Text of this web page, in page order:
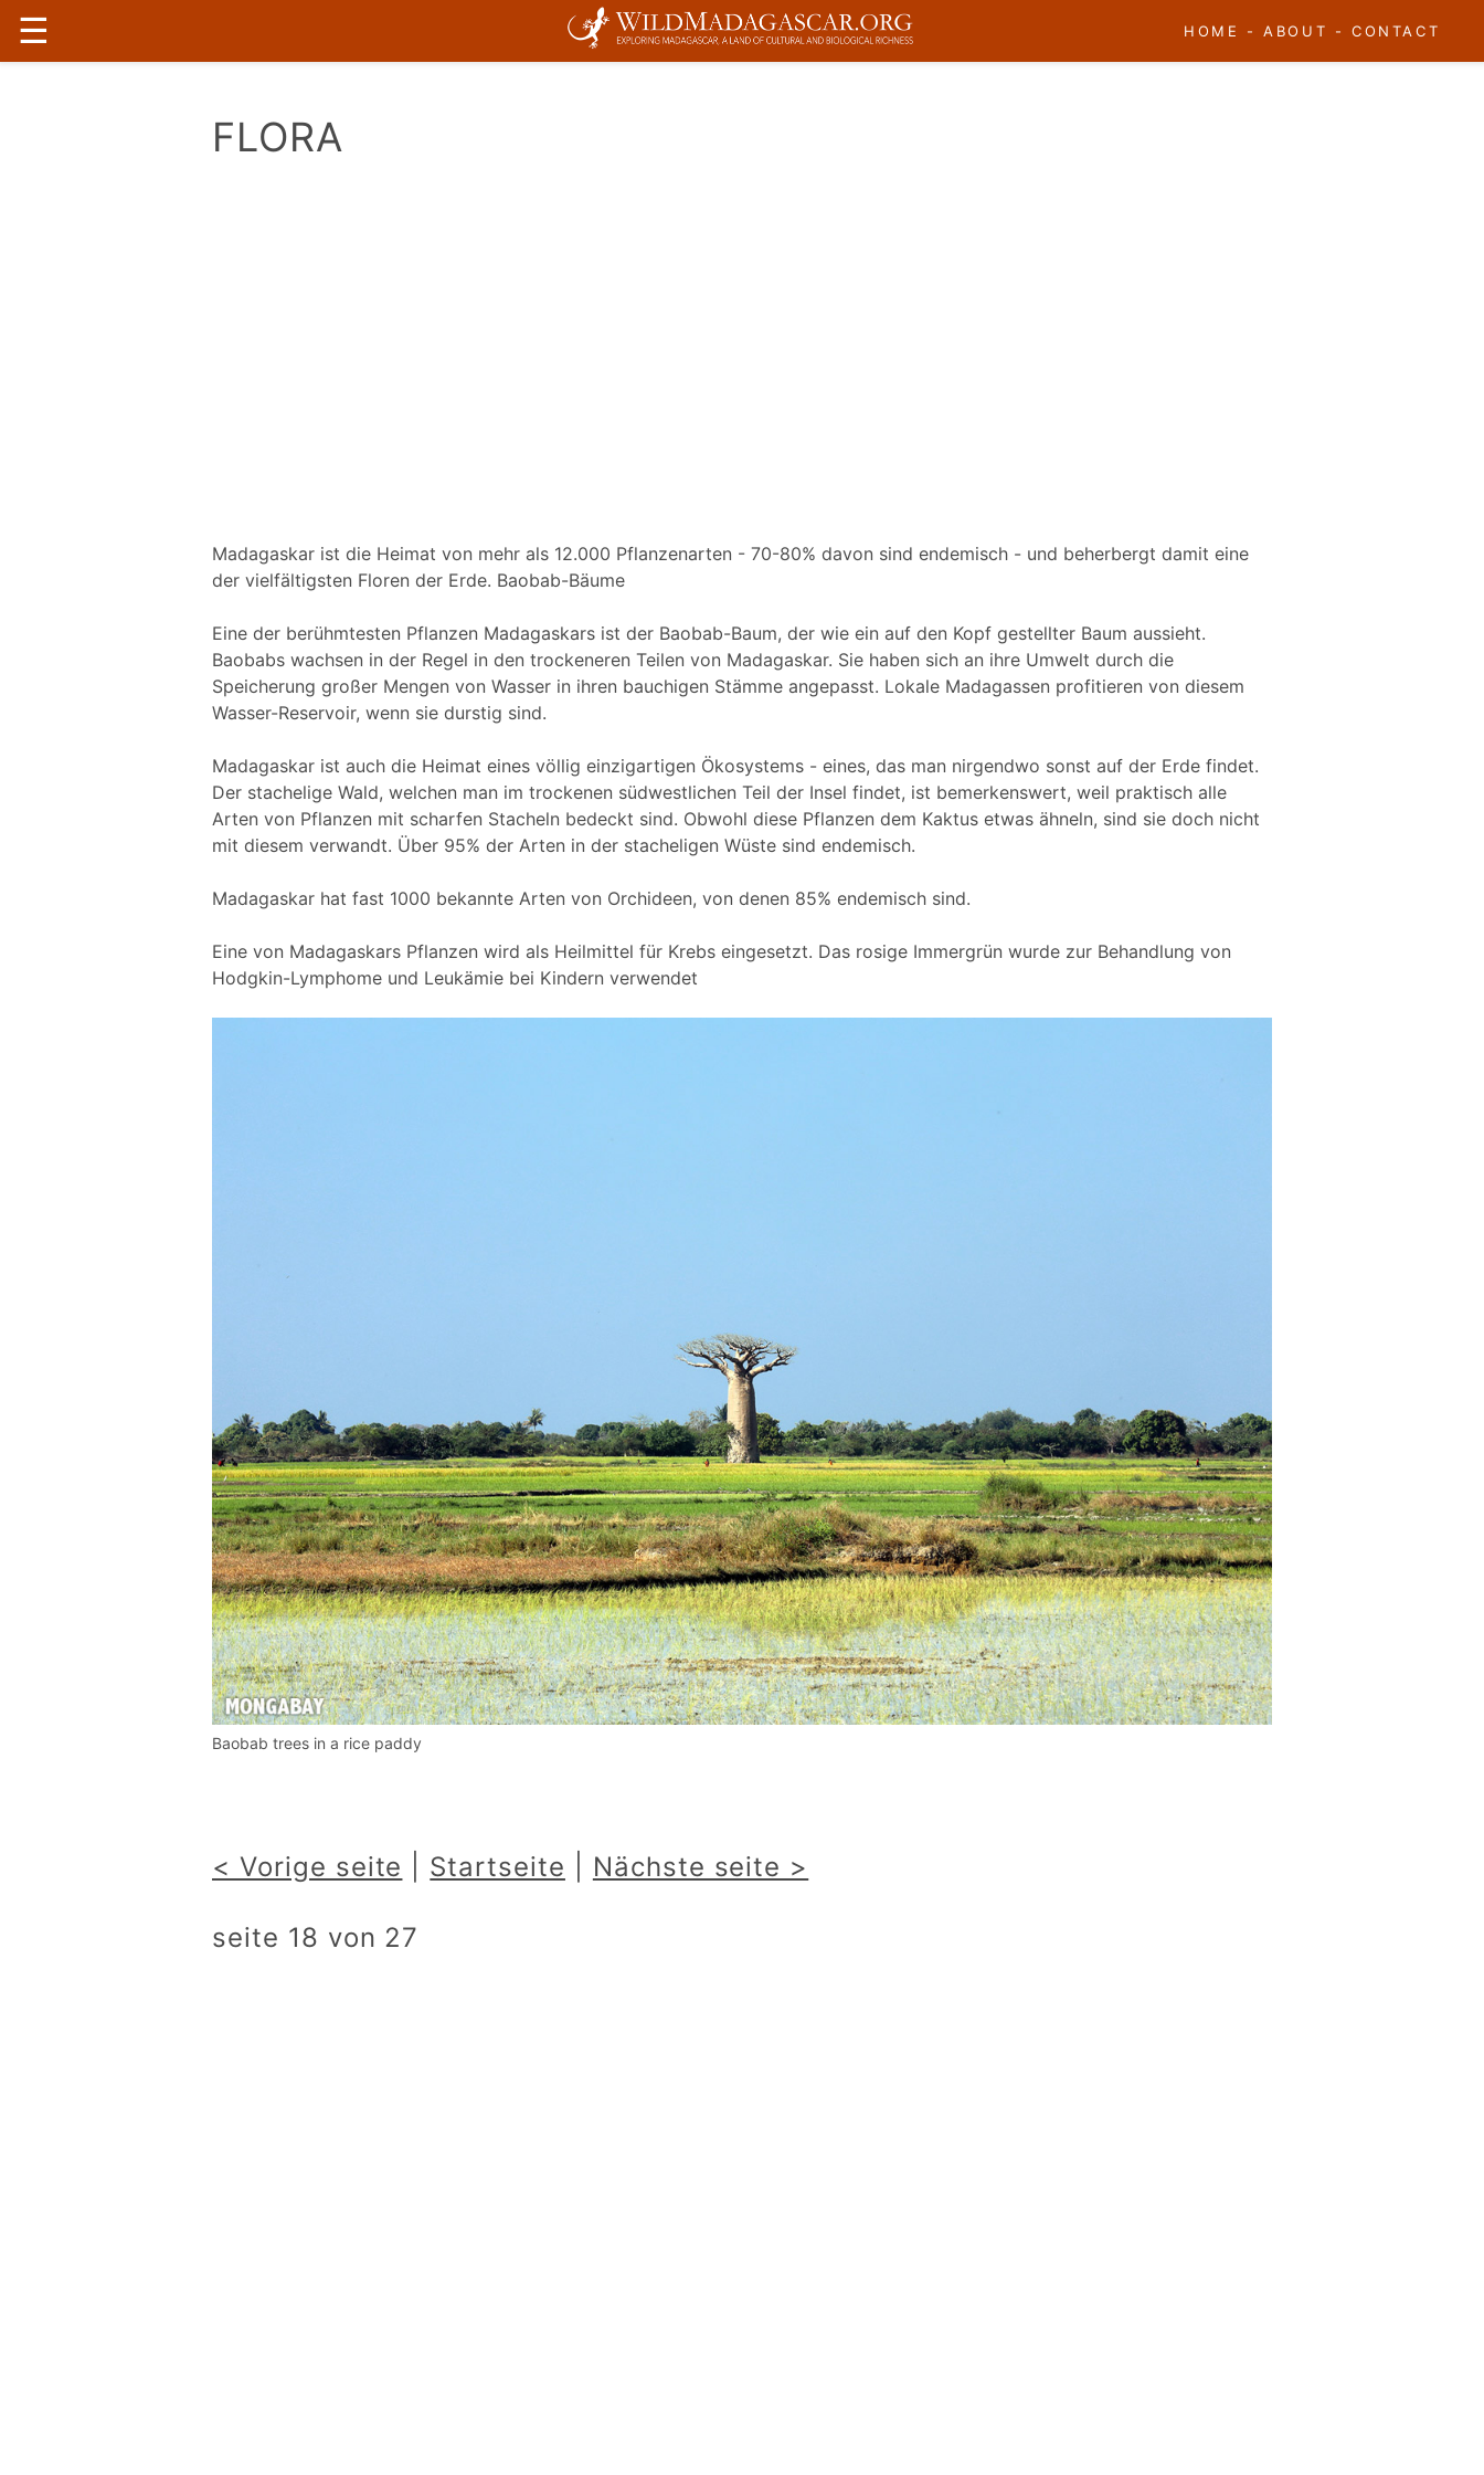
☰ HOME -ABOUT -CONTACT
FLORA
Madagaskar ist die Heimat von mehr als 12.000 Pflanzenarten - 70-80% davon sind endemisch - und beherbergt damit eine
der vielfältigsten Floren der Erde. Baobab-Bäume
Eine der berühmtesten Pflanzen Madagaskars ist der Baobab-Baum, der wie ein auf den Kopf gestellter Baum aussieht.
Baobabs wachsen in der Regel in den trockeneren Teilen von Madagaskar. Sie haben sich an ihre Umwelt durch die
Speicherung großer Mengen von Wasser in ihren bauchigen Stämme angepasst. Lokale Madagassen profitieren von diesem
Wasser-Reservoir, wenn sie durstig sind.
Madagaskar ist auch die Heimat eines völlig einzigartigen Ökosystems - eines, das man nirgendwo sonst auf der Erde findet.
Der stachelige Wald, welchen man im trockenen südwestlichen Teil der Insel findet, ist bemerkenswert, weil praktisch alle
Arten von Pflanzen mit scharfen Stacheln bedeckt sind. Obwohl diese Pflanzen dem Kaktus etwas ähneln, sind sie doch nicht
mit diesem verwandt. Über 95% der Arten in der stacheligen Wüste sind endemisch.
Madagaskar hat fast 1000 bekannte Arten von Orchideen, von denen 85% endemisch sind.
Eine von Madagaskars Pflanzen wird als Heilmittel für Krebs eingesetzt. Das rosige Immergrün wurde zur Behandlung von
Hodgkin-Lymphome und Leukämie bei Kindern verwendet
Baobab trees in a rice paddy
< Vorige seite Startseite Nächste seite >
seite 18 von 27